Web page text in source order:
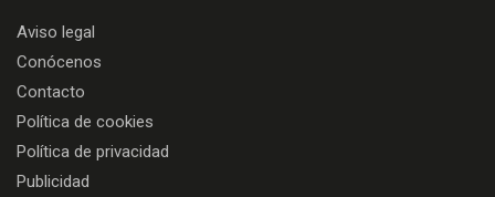
Aviso legal
Conócenos
Contacto
Política de cookies
Política de privacidad
Publicidad